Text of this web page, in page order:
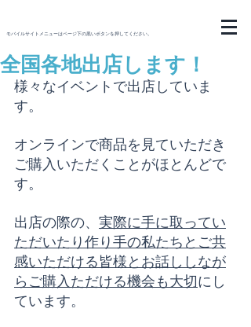
モバイルサイトメニューはページ下の黒いボタンを押してください。
全国各地出店します！
様々なイベントで出店していま
す。
オンラインで商品を見ていただき
ご購入いただくことがほとんどで
す。
出店の際の、 実際に手に取ってい
ただいたり作り手の私たちとご共
感いただける皆様とお話ししなが
らご購入ただける機会も大切にし
ています。